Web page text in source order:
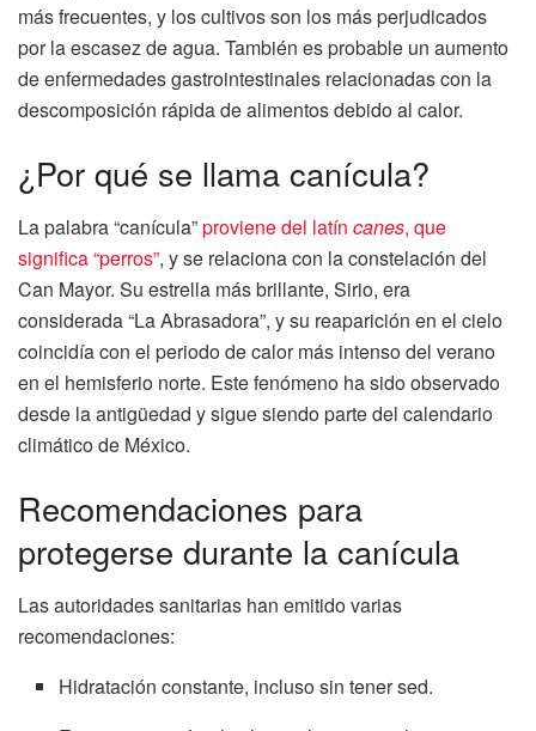
más frecuentes, y los cultivos son los más perjudicados
por la escasez de agua. También es probable un aumento
de enfermedades gastrointestinales relacionadas con la
descomposición rápida de alimentos debido al calor.
¿Por qué se llama canícula?
La palabra “canícula”proviene del latín canes, que
significa “perros”, y se relaciona con la constelación del
Can Mayor. Su estrella más brillante, Sirio, era
considerada “La Abrasadora”, y su reaparición en el cielo
coincidía con el periodo de calor más intenso del verano
en el hemisferio norte. Este fenómeno ha sido observado
desde la antigüedad y sigue siendo parte del calendario
climático de México.
Recomendaciones para
protegerse durante la canícula
Las autoridades sanitarias han emitido varias
recomendaciones:
Hidratación constante, incluso sin tener sed.